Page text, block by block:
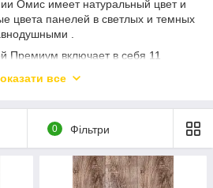
Омис имеет натуральный цвет и
цвета панелей в светлых и темных
.
Премиум включает в себя 11
все
0 Фільтри